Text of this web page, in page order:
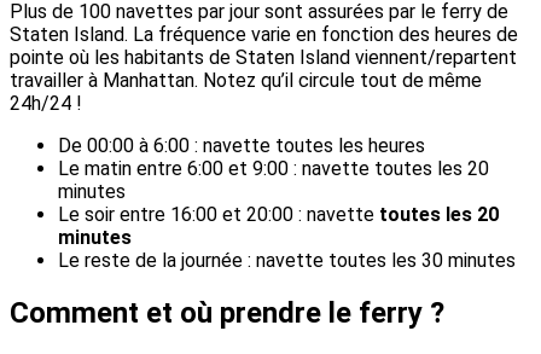
Plus de 100 navettes par jour sont assurées par le ferry de
Staten Island. La fréquence varie en fonction des heures de
pointe où les habitants de Staten Island viennent/repartent
travailler à Manhattan. Notez qu’il circule tout de même
24h/24 !
De 00:00 à 6:00 : navette toutes les heures
Le matin entre 6:00 et 9:00 : navette toutes les 20
minutes
Le soir entre 16:00 et 20:00 : navette toutes les 20
minutes
Le reste de la journée : navette toutes les 30 minutes
Comment et où prendre le ferry ?